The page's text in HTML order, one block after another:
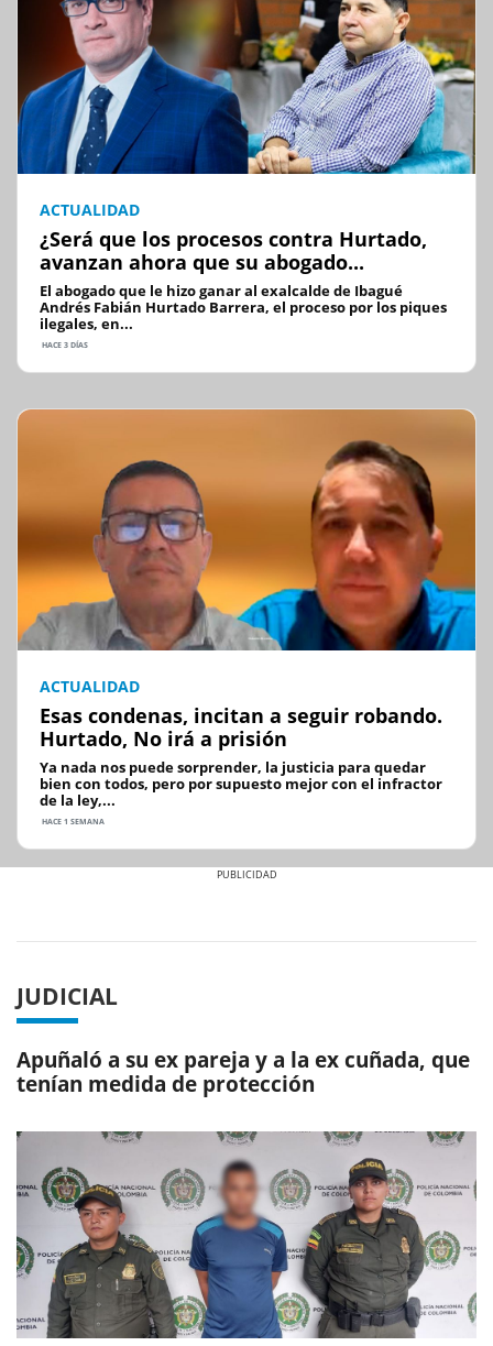
ACTUALIDAD
¿Será que los procesos contra Hurtado,
avanzan ahora que su abogado...
El abogado que le hizo ganar al exalcalde de Ibagué
Andrés Fabián Hurtado Barrera, el proceso por los piques
ilegales, en...
HACE 3 DÍAS
ACTUALIDAD
Esas condenas, incitan a seguir robando.
Hurtado, No irá a prisión
Ya nada nos puede sorprender, la justicia para quedar
bien con todos, pero por supuesto mejor con el infractor
de la ley,...
HACE 1 SEMANA
JUDICIAL
Apuñaló a su ex pareja y a la ex cuñada, que
tenían medida de protección